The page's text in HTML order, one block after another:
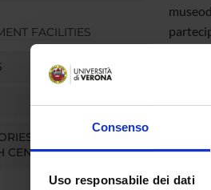
Consenso
Uso responsabile dei dati
FACILITIES
AND
CENTRES
il